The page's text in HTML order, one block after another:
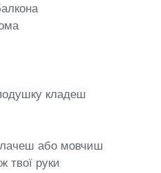
кладеш
або мовчиш
твої руки